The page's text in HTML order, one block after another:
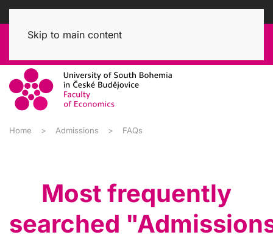
Skip to main content
Home Admissions FAQs
Most frequently
searched